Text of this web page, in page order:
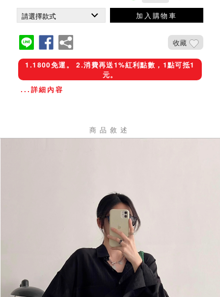
加入購物車
收藏
1.1800免運。 2.消費再送1%紅利點數，1點可抵1
元。
...詳細內容
商品敘述